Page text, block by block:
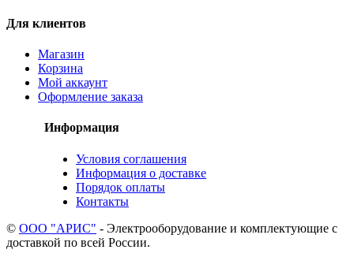
Для клиентов
Магазин
Корзина
Мой аккаунт
Оформление заказа
Информация
Условия соглашения
Информация о доставке
Порядок оплаты
Контакты
© ООО "АРИС" - Электрооборудование и комплектующие с
доставкой по всей России.